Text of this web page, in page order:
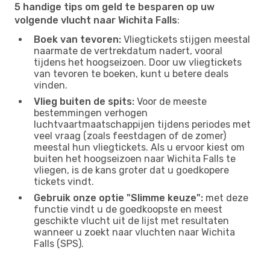
5 handige tips om geld te besparen op uw
volgende vlucht naar Wichita Falls:
Boek van tevoren: Vliegtickets stijgen meestal
naarmate de vertrekdatum nadert, vooral
tijdens het hoogseizoen. Door uw vliegtickets
van tevoren te boeken, kunt u betere deals
vinden.
Vlieg buiten de spits: Voor de meeste
bestemmingen verhogen
luchtvaartmaatschappijen tijdens periodes met
veel vraag (zoals feestdagen of de zomer)
meestal hun vliegtickets. Als u ervoor kiest om
buiten het hoogseizoen naar Wichita Falls te
vliegen, is de kans groter dat u goedkopere
tickets vindt.
Gebruik onze optie "Slimme keuze": met deze
functie vindt u de goedkoopste en meest
geschikte vlucht uit de lijst met resultaten
wanneer u zoekt naar vluchten naar Wichita
Falls (SPS).